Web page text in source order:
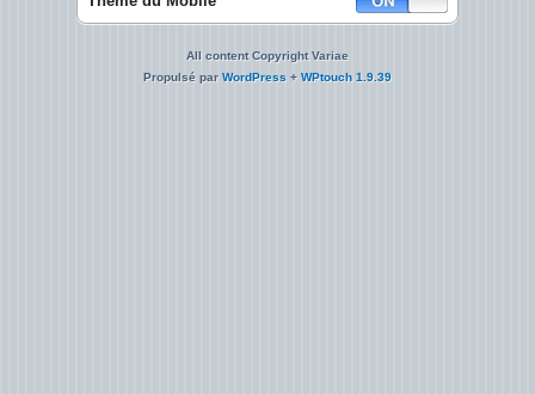
All content Copyright Variae
Propulsé parWordPress + WPtouch 1.9.39